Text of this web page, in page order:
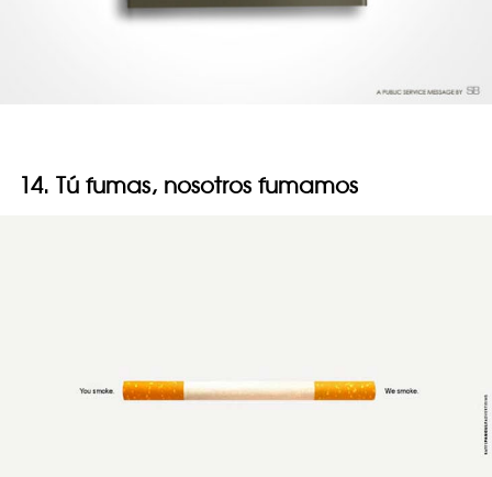
14. Tú fumas, nosotros fumamos